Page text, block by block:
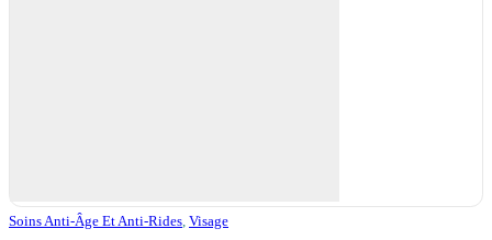
Soins Anti-Âge Et Anti-Rides Visage